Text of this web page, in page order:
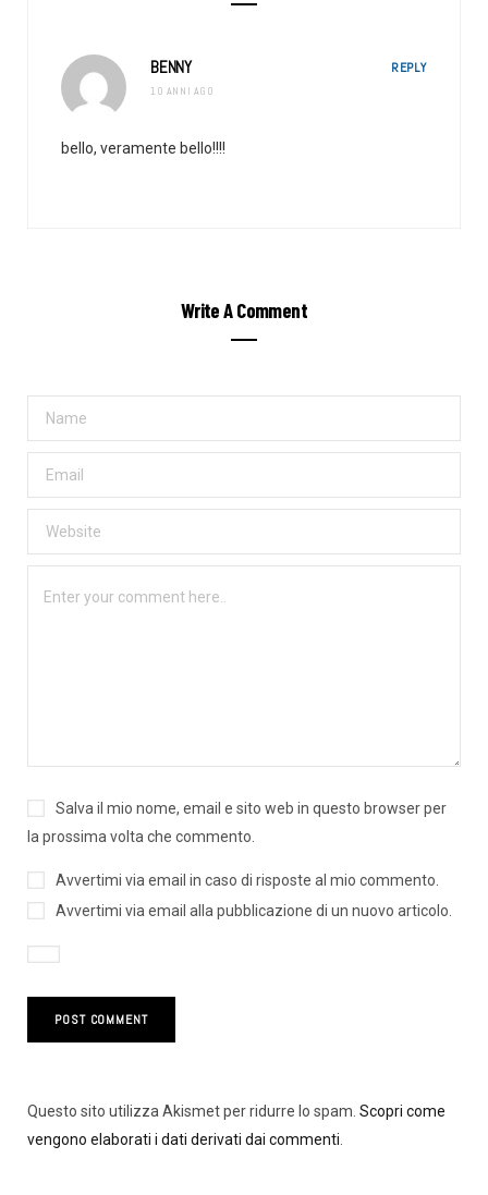
BENNY
10 ANNI AGO
REPLY
bello, veramente bello!!!!
Write A Comment
Salva il mio nome, email e sito web in questo browser per
la prossima volta che commento.
Avvertimi via email in caso di risposte al mio commento.
Avvertimi via email alla pubblicazione di un nuovo articolo.
Questo sito utilizza Akismet per ridurre lo spam. Scopri come
vengono elaborati i dati derivati dai commenti